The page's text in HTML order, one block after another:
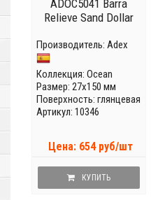
ADOC5041 Barra
Relieve Sand Dollar
Производитель: Adex
Коллекция: Ocean
Размер: 27x150 мм
Поверхность: глянцевая
Артикул: 10346
Цена: 654 руб/шт
КУПИТЬ